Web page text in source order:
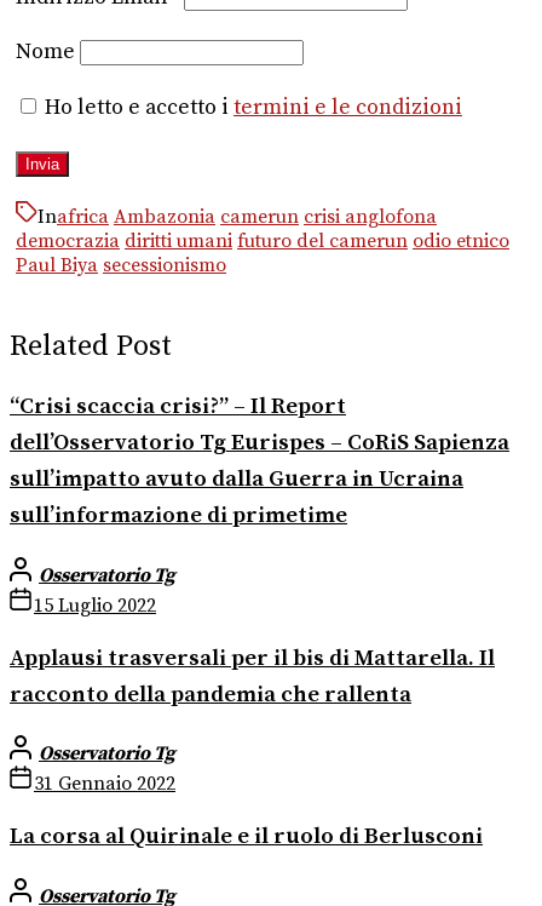
Nome
Ho letto e accetto i termini e le condizioni
Inafrica Ambazonia camerun crisi anglofona
democrazia diritti umani futuro del camerun odio etnico
Paul Biya secessionismo
Related Post
“Crisi scaccia crisi?” – Il Report
dell’Osservatorio Tg Eurispes – CoRiS Sapienza
sull’impatto avuto dalla Guerra in Ucraina
sull’informazione di primetime
Osservatorio Tg
15 Luglio 2022
Applausi trasversali per il bis di Mattarella. Il
racconto della pandemia che rallenta
Osservatorio Tg
31 Gennaio 2022
La corsa al Quirinale e il ruolo di Berlusconi
Osservatorio Tg